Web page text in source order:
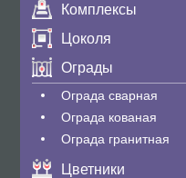
Комплексы
Цоколя
Ограды
Ограда сварная
Ограда кованая
Ограда гранитная
Цветники